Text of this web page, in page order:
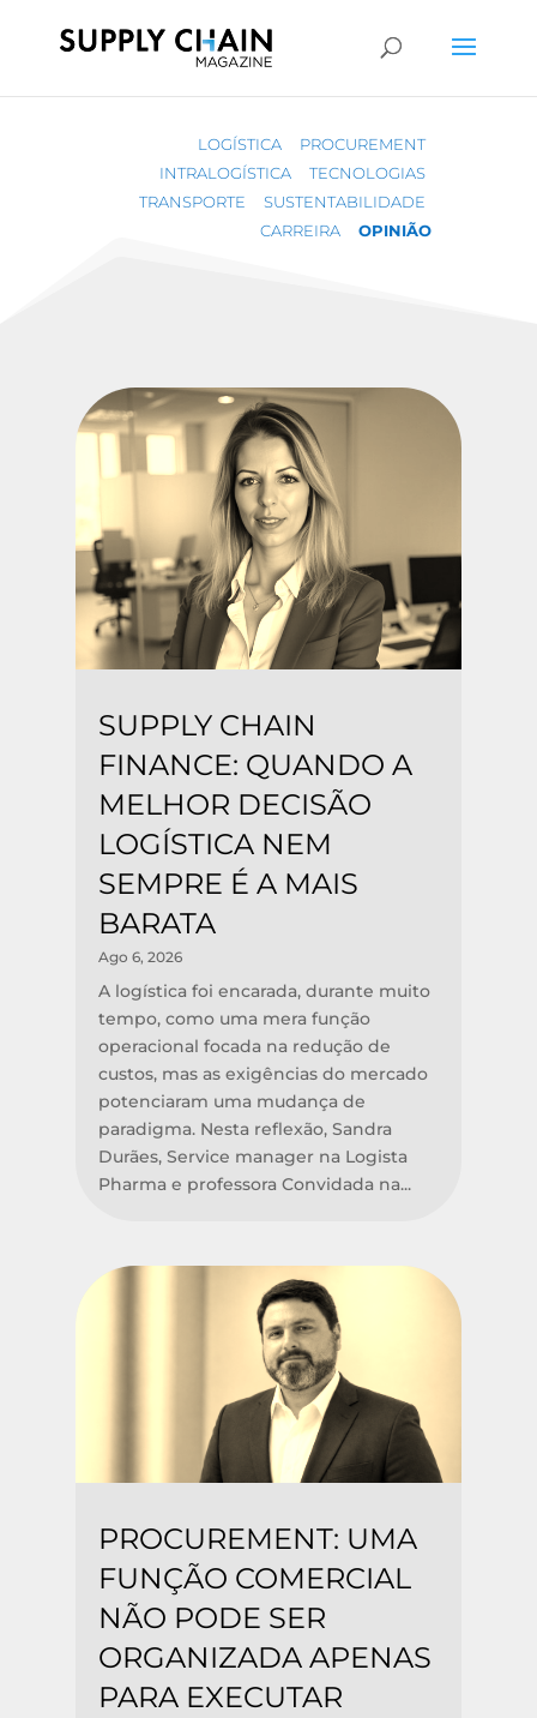
LOGÍSTICA
PROCUREMENT
INTRALOGÍSTICA
TECNOLOGIAS
TRANSPORTE
SUSTENTABILIDADE
CARREIRA
OPINIÃO
SUPPLY CHAIN
FINANCE: QUANDO A
MELHOR DECISÃO
LOGÍSTICA NEM
SEMPRE É A MAIS
BARATA
Ago 6, 2026
A logística foi encarada, durante muito
tempo, como uma mera função
operacional focada na redução de
custos, mas as exigências do mercado
potenciaram uma mudança de
paradigma. Nesta reflexão, Sandra
Durães, Service manager na Logista
Pharma e professora Convidada na...
PROCUREMENT: UMA
FUNÇÃO COMERCIAL
NÃO PODE SER
ORGANIZADA APENAS
PARA EXECUTAR